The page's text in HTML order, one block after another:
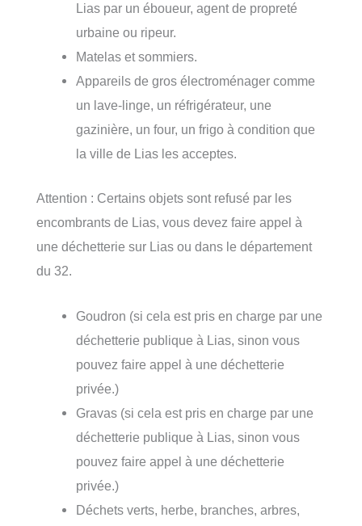
Lias par un éboueur, agent de propreté
urbaine ou ripeur.
Matelas et sommiers.
Appareils de gros électroménager comme
un lave-linge, un réfrigérateur, une
gazinière, un four, un frigo à condition que
la ville de Lias les acceptes.
Attention : Certains objets sont refusé par les
encombrants de Lias, vous devez faire appel à
une déchetterie sur Lias ou dans le département
du 32.
Goudron (si cela est pris en charge par une
déchetterie publique à Lias, sinon vous
pouvez faire appel à une déchetterie
privée.)
Gravas (si cela est pris en charge par une
déchetterie publique à Lias, sinon vous
pouvez faire appel à une déchetterie
privée.)
Déchets verts, herbe, branches, arbres,